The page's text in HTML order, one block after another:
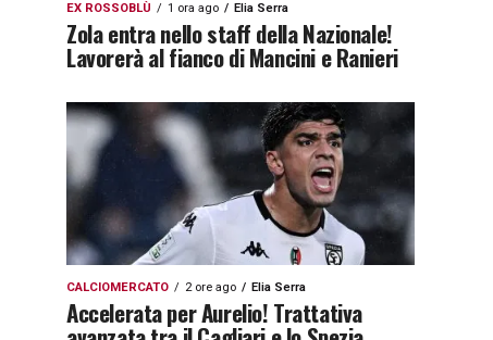
EX ROSSOBLÙ 1 ora ago Elia Serra
Zola entra nello staff della Nazionale!
Lavorerà al fianco di Mancini e Ranieri
CALCIOMERCATO 2 ore ago Elia Serra
Accelerata per Aurelio! Trattativa